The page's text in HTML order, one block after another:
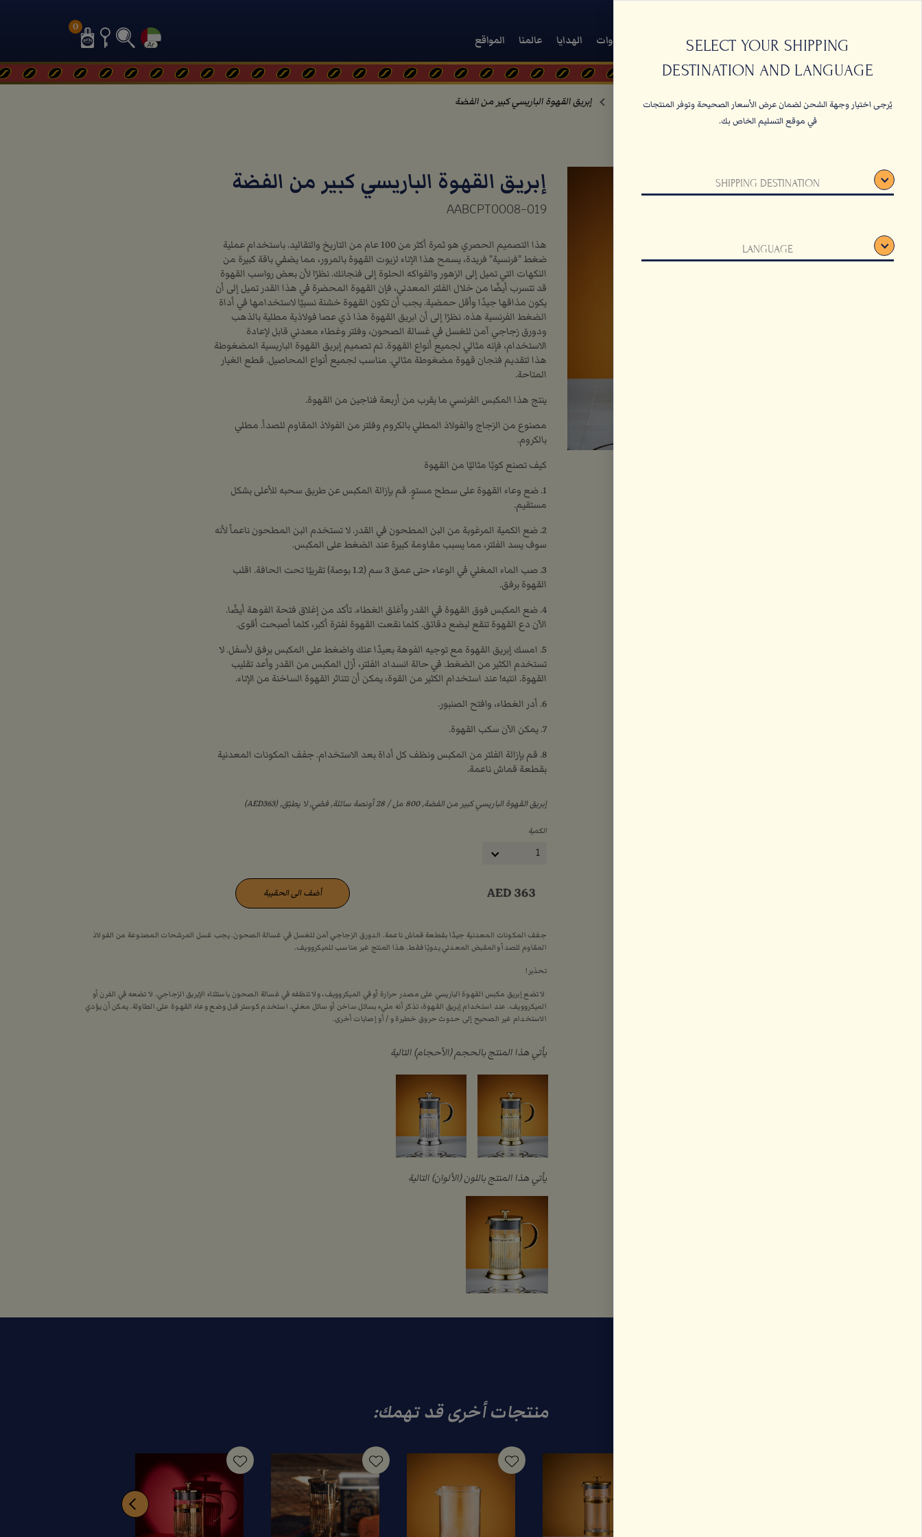
حبات البن القهوة المعلبة والأدوات الهدايا عالمنا المواقع
0
SELECT YOUR SHIPPING
DESTINATION AND LANGUAGE
يُرجى اختيار وجهة الشحن لضمان عرض الأسعار الصحيحة وتوفر المنتجات
في موقع التسليم الخاص بك.
SHIPPING DESTINATION
LANGUAGE
الصفحة الرئيسية قائمة الأدوات إبريق القهوة الباريسي كبير من الفضة
إبريق القهوة الباريسي كبير من الفضة
AABCPT0008-019
هذا التصميم الحصري هو ثمرة أكثر من 100 عام من التاريخ والتقاليد. باستخدام عملية
ضغط "فرنسية" فريدة، يسمح هذا الإناء لزيوت القهوة بالمرور، مما يضفي باقة كبيرة من
النكهات التي تميل إلى الزهور والفواكه الحلوة إلى فنجانك. نظرًا لأن بعض رواسب القهوة
قد تتسرب أيضًا من خلال الفلتر المعدني، فإن القهوة المحضرة في هذا القدر تميل إلى أن
يكون مذاقها جيدًا وأقل حمضية. يجب أن تكون القهوة خشنة نسبيًا لاستخدامها في أداة
الضغط الفرنسية هذه. نظرًا إلى أن ابريق القهوة هذا ذي عصا فولاذية مطلية بالذهب
ودورق زجاجي آمن للغسل في غسالة الصحون، وفلتر وغطاء معدني قابل لإعادة
الاستخدام، فإنه مثالي لجميع أنواع القهوة. تم تصميم إبريق القهوة الباريسية المضغوطة
هذا لتقديم فنجان قهوة مضغوطة مثالي. مناسب لجميع أنواع المحاصيل. قطع الغيار
المتاحة.
ينتج هذا المكبس الفرنسي ما يقرب من أربعة فناجين من القهوة.
مصنوع من الزجاج والفولاذ المطلي بالكروم وفلتر من الفولاذ المقاوم للصدأ. مطلي
بالكروم.
كيف تصنع كوبًا مثاليًا من القهوة
1. ضع وعاء القهوة على سطح مستوٍ. قم بإزالة المكبس عن طريق سحبه للأعلى بشكل
مستقيم.
2. ضع الكمية المرغوبة من البن المطحون في القدر. لا تستخدم البن المطحون ناعماً لأنه
سوف يسد الفلتر، مما يسبب مقاومة كبيرة عند الضغط على المكبس.
3. صب الماء المغلي في الوعاء حتى عمق 3 سم (1.2 بوصة) تقريبًا تحت الحافة. اقلب
القهوة برفق.
4. ضع المكبس فوق القهوة في القدر وأغلق الغطاء. تأكد من إغلاق فتحة الفوهة أيضًا.
الآن دع القهوة تنقع لبضع دقائق. كلما نقعت القهوة لفترة أكبر، كلما أصبحت أقوى.
5. امسك إبريق القهوة مع توجيه الفوهة بعيدًا عنك واضغط على المكبس برفق لأسفل. لا
تستخدم الكثير من الضغط. في حالة انسداد الفلتر، أزل المكبس من القدر وأعد تقليب
القهوة. انتبه! عند استخدام الكثير من القوة، يمكن أن تتناثر القهوة الساخنة من الإناء.
6. أدر الغطاء، وافتح الصنبور.
7. يمكن الآن سكب القهوة.
8. قم بإزالة الفلتر من المكبس ونظف كل أداة بعد الاستخدام. جفف المكونات المعدنية
بقطعة قماش ناعمة.
إبريق القهوة الباريسي كبير من الفضة, ‏800 مل / ‏28 أونصة سائلة, فضي, لا يطبّق, (AED363)
الكمية
1
AED363 أضف الى الحقيبة
جفف المكونات المعدنية جيدًا بقطعة قماش ناعمة. الدورق الزجاجي آمن للغسل في غسالة الصحون. يجب غسل المرشحات المصنوعة من الفولاذ
المقاوم للصدأ والمقبض المعدني يدويًا فقط. هذا المنتج غير مناسب للميكروويف.
تحذير!
لا تضع إبريق مكبس القهوة الباريسي على مصدر حرارة أو في الميكروويف، ولا تنظفه في غسالة الصحون باستثناء الإبريق الزجاجي. لا تضعه في الفرن أو
الميكروويف. عند استخدام إبريق القهوة، تذكر أنه مليء بسائل ساخن أو سائل مغلي. استخدم كوستر قبل وضع وعاء القهوة على الطاولة. يمكن أن يؤدي
الاستخدام غير الصحيح إلى حدوث حروق خطيرة و / أو إصابات أخرى.
يأتي هذا المنتج بالحجم (الأحجام) التالية
يأتي هذا المنتج باللون (الألوان) التالية
منتجات أخرى قد تهمك: